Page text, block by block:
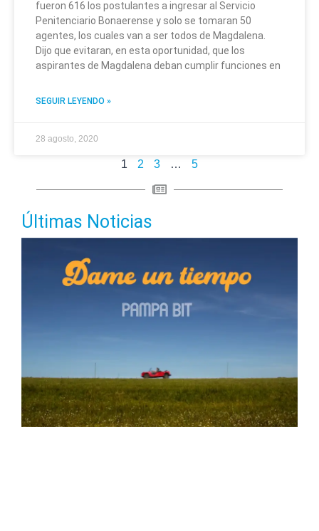
fueron 616 los postulantes a ingresar al Servicio
Penitenciario Bonaerense y solo se tomaran 50
agentes, los cuales van a ser todos de Magdalena.
Dijo que evitaran, en esta oportunidad, que los
aspirantes de Magdalena deban cumplir funciones en
SEGUIR LEYENDO »
28 agosto, 2020
1 2 3 … 5
Últimas Noticias